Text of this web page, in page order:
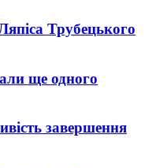
Трубецького
ще одного
завершення